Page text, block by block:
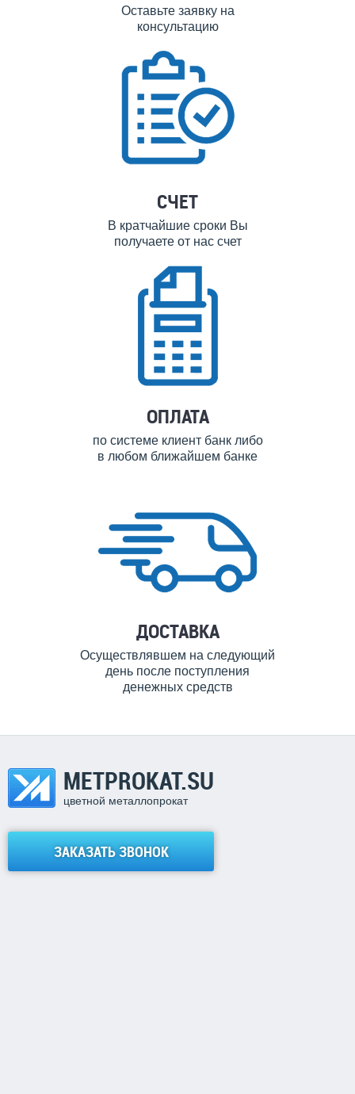
Оставьте заявку на
консультацию
СЧЕТ
В кратчайшие сроки Вы
получаете от нас счет
ОПЛАТА
по системе клиент банк либо
в любом ближайшем банке
ДОСТАВКА
Осуществлявшем на следующий
день после поступления
денежных средств
METPROKAT.SU
цветной металлопрокат
ЗАКАЗАТЬ ЗВОНОК